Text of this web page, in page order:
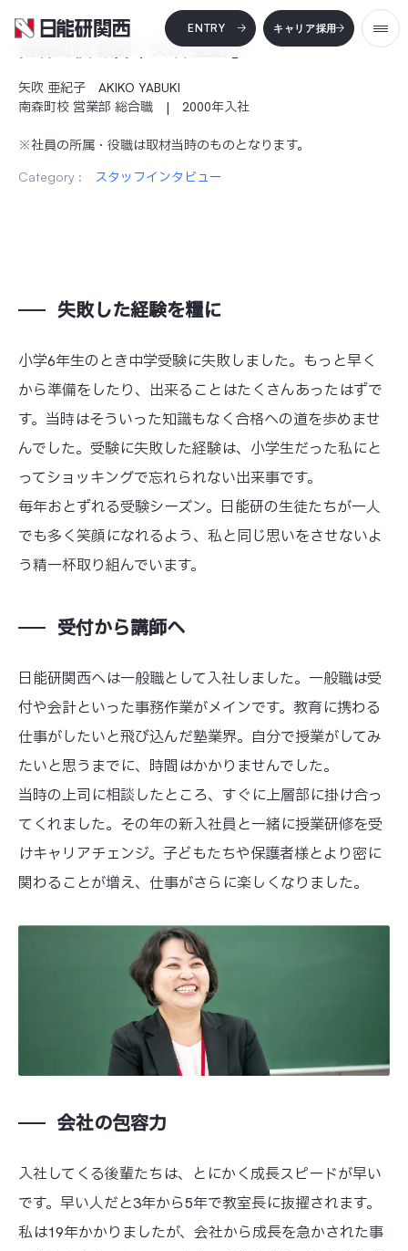
本文までスキップする
ENTRY キャリア採用
メ
南森町校 教師｜矢吹 亜紀子
矢吹 亜紀子 AKIKO YABUKI
南森町校 営業部 総合職 | 2000年入社
※社員の所属・役職は取材当時のものとなります。
Category : スタッフインタビュー
失敗した経験を糧に
小学6年生のとき中学受験に失敗しました。もっと早く
から準備をしたり、出来ることはたくさんあったはずで
す。当時はそういった知識もなく合格への道を歩めませ
んでした。受験に失敗した経験は、小学生だった私にと
ってショッキングで忘れられない出来事です。
毎年おとずれる受験シーズン。日能研の生徒たちが一人
でも多く笑顔になれるよう、私と同じ思いをさせないよ
う精一杯取り組んでいます。
受付から講師へ
日能研関西へは一般職として入社しました。一般職は受
付や会計といった事務作業がメインです。教育に携わる
仕事がしたいと飛び込んだ塾業界。自分で授業がしてみ
たいと思うまでに、時間はかかりませんでした。
当時の上司に相談したところ、すぐに上層部に掛け合っ
てくれました。その年の新入社員と一緒に授業研修を受
けキャリアチェンジ。子どもたちや保護者様とより密に
関わることが増え、仕事がさらに楽しくなりました。
会社の包容力
入社してくる後輩たちは、とにかく成長スピードが早い
です。早い人だと3年から5年で教室長に抜擢されます。
私は19年かかりましたが、会社から成長を急かされた事